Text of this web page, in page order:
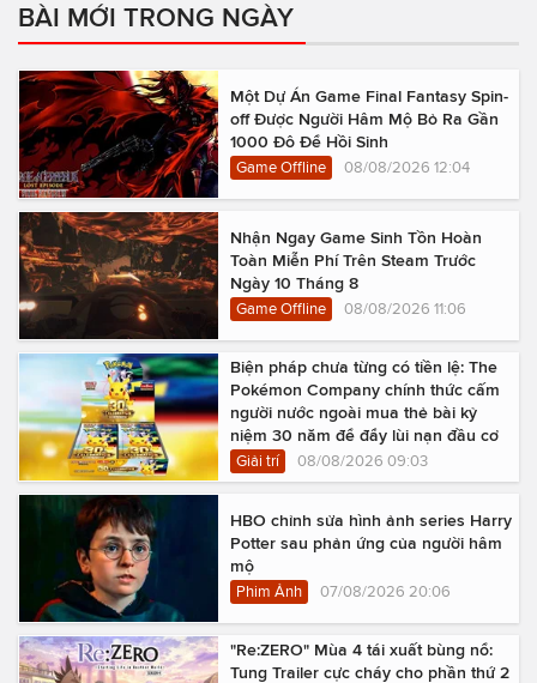
BÀI MỚI TRONG NGÀY
Một Dự Án Game Final Fantasy Spin-
off Được Người Hâm Mộ Bỏ Ra Gần
1000 Đô Để Hồi Sinh
Game Offline 08/08/2026 12:04
Nhận Ngay Game Sinh Tồn Hoàn
Toàn Miễn Phí Trên Steam Trước
Ngày 10 Tháng 8
Game Offline 08/08/2026 11:06
Biện pháp chưa từng có tiền lệ: The
Pokémon Company chính thức cấm
người nước ngoài mua thẻ bài kỷ
niệm 30 năm để đẩy lùi nạn đầu cơ
Giải trí 08/08/2026 09:03
HBO chỉnh sửa hình ảnh series Harry
Potter sau phản ứng của người hâm
mộ
Phim Ảnh 07/08/2026 20:06
"Re:ZERO" Mùa 4 tái xuất bùng nổ:
Tung Trailer cực cháy cho phần thứ 2